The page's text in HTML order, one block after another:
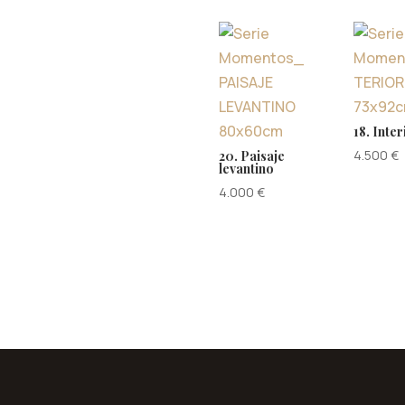
20. Paisaje
levantino
4.000 €
18.
4.500 €